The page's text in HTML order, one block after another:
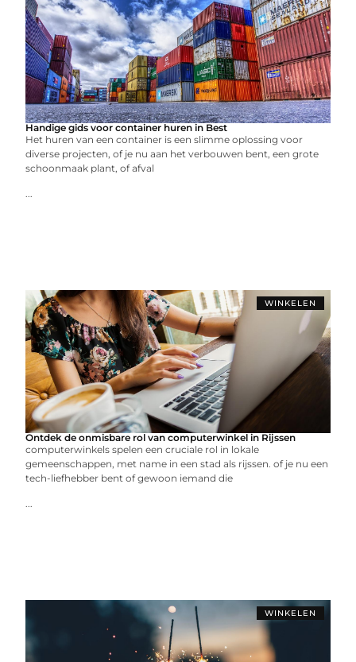
Handige gids voor container huren in Best
Het huren van een container is een slimme oplossing voor
diverse projecten, of je nu aan het verbouwen bent, een grote
schoonmaak plant, of afval
...
WINKELEN
Ontdek de onmisbare rol van computerwinkel in Rijssen
computerwinkels spelen een cruciale rol in lokale
gemeenschappen, met name in een stad als rijssen. of je nu een
tech-liefhebber bent of gewoon iemand die
...
WINKELEN